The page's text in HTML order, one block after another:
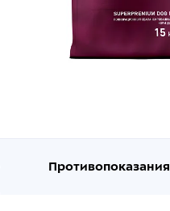
Противопоказания